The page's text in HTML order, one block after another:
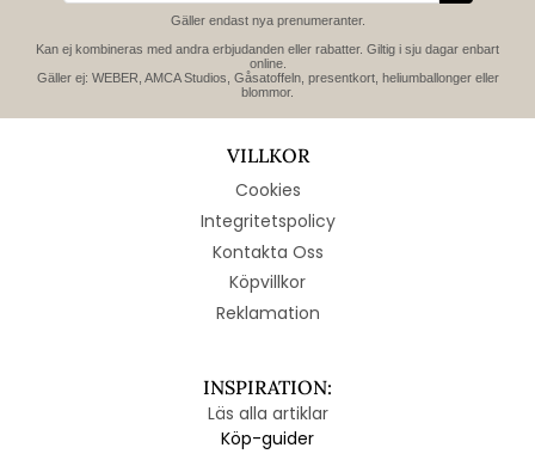
Gäller endast nya prenumeranter.
Kan ej kombineras med andra erbjudanden eller rabatter. Giltig i sju dagar enbart
online.
Gäller ej: WEBER, AMCA Studios, Gåsatoffeln, presentkort, heliumballonger eller
blommor.
VILLKOR
Cookies
Integritetspolicy
Kontakta Oss
Köpvillkor
Reklamation
INSPIRATION:
Läs alla artiklar
Köp-guider